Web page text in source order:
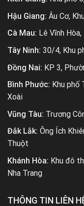
Hậu Giang: Âu Cơ,
Cà Mau: Lê Vĩnh
Tây Ninh: 30/4, Khu
Đồng Nai: KP 3,
Bình Phước: Khu phố
Xoài
Vũng Tàu: Trương
Đắk Lắk: Ông Ích
Thuột
Khánh Hòa: Khu đô
Nha Trang
THÔNG TIN LIÊN